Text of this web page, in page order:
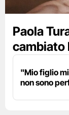
Paola
cambiato
"Mio figlio
non sono